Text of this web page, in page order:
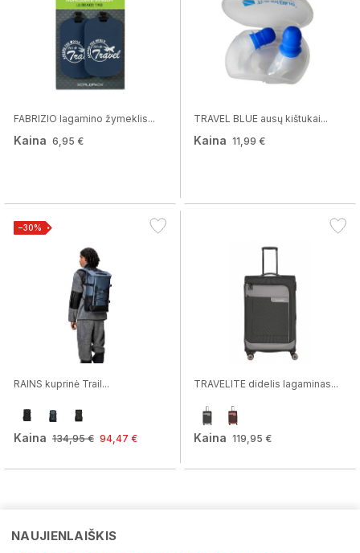
FABRIZIO lagamino žymeklis...
Kaina 6,95 €
TRAVEL BLUE ausų kištukai...
Kaina 11,99 €
−30%
RAINS kuprinė Trail...
Kaina 134,95 € 94,47 €
TRAVELITE didelis lagaminas...
Kaina 119,95 €
NAUJIENLAIŠKIS